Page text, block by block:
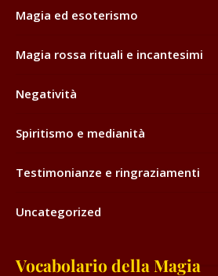
Magia ed esoterismo
Magia rossa rituali e incantesimi
Negatività
Spiritismo e medianità
Testimonianze e ringraziamenti
Uncategorized
Vocabolario della Magia